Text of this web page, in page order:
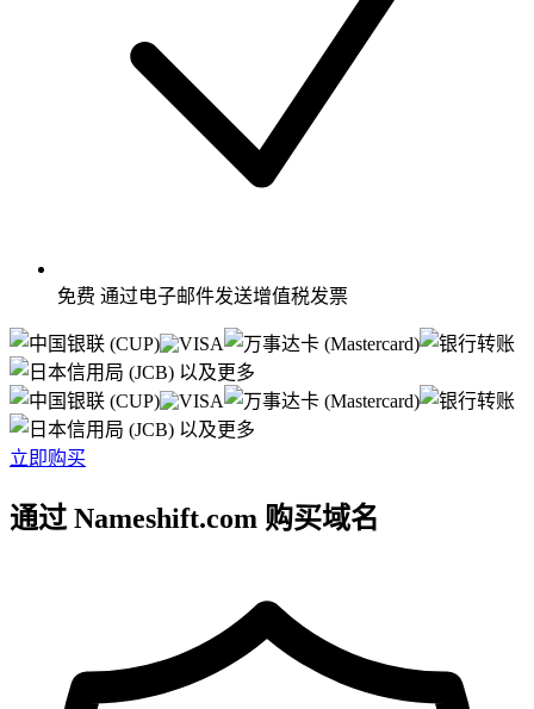
免费 通过电子邮件发送增值税发票
以及更多
以及更多
立即购买
通过 Nameshift.com 购买域名